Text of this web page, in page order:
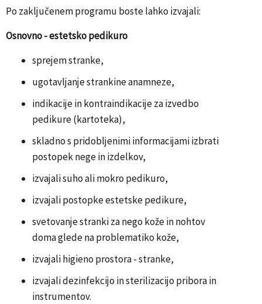
Po zaključenem programu boste lahko izvajali:
Osnovno - estetsko pedikuro
sprejem stranke,
ugotavljanje strankine anamneze,
indikacije in kontraindikacije za izvedbo
pedikure (kartoteka),
skladno s pridobljenimi informacijami izbrati
postopek nege in izdelkov,
izvajali suho ali mokro pedikuro,
izvajali postopke estetske pedikure,
svetovanje stranki za nego kože in nohtov
doma glede na problematiko kože,
izvajali higieno prostora - stranke,
izvajali dezinfekcijo in sterilizacijo pribora in
instrumentov.